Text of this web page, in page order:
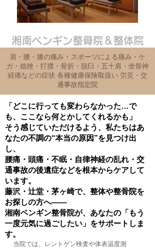
湘南ペンギン整骨院＆整体院
肩・腰・膝の痛み・スポーツによる痛み・ケ
ガ・捻挫・打撲・骨折・脱臼・五十肩・坐骨神
経痛などの症状 各種健康保険取扱い 労災・交
通事故指定院
「どこに行っても変わらなかった…で
も、ここなら何とかしてくれるかも」
そう感じていただけるよう、私たちはあ
なたの不調の“本当の原因”を見つけ出
し、
腰痛・頭痛・不眠・自律神経の乱れ・交
通事故の後遺症などを根本からケアして
います。
藤沢・辻堂・茅ヶ崎で、整体や整骨院を
お探しの方へ――
湘南ペンギン整骨院が、あなたの「もう
一度元気に過ごしたい」をサポートしま
す。
当院では、レントゲン検査や体表温度測